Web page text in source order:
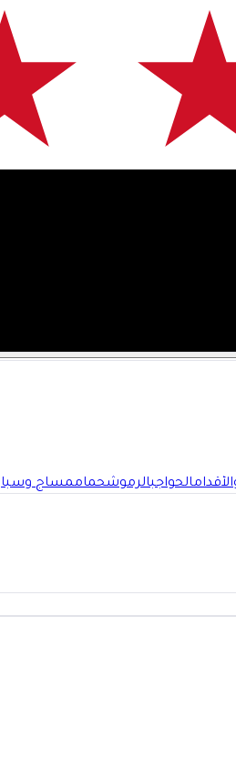
الحواجبالرموشحماممساج وسبا